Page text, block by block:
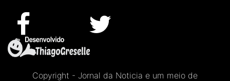
Copyright - Jornal da Noticia e um meio de